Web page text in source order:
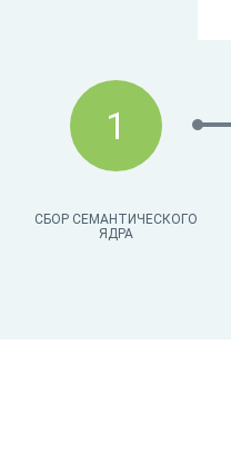
1
СБОР СЕМАНТИЧЕСКОГО
ЯДРА